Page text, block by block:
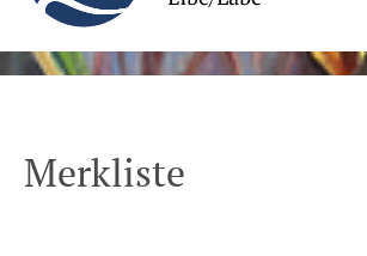
Merkliste